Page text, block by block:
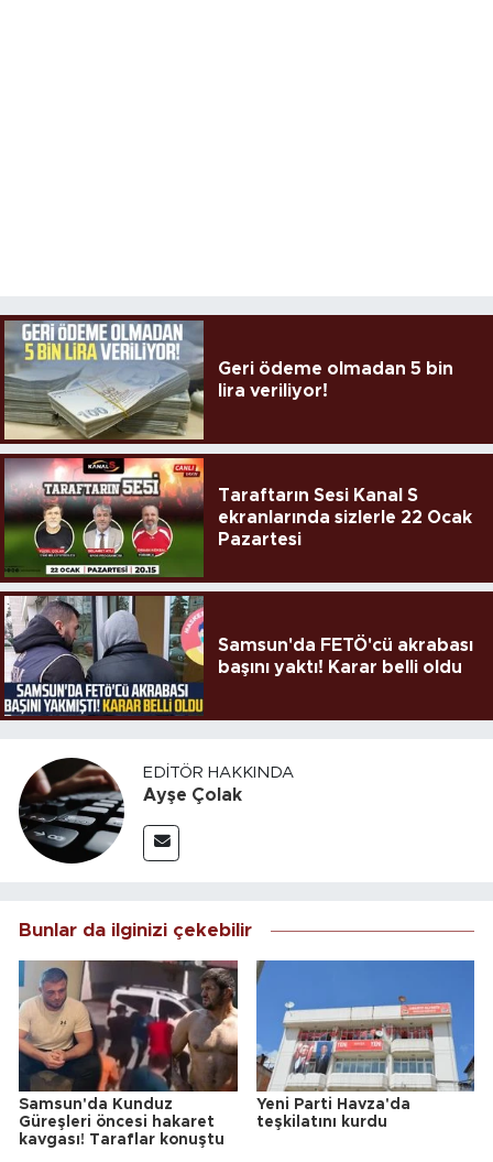
Geri ödeme olmadan 5 bin
lira veriliyor!
Taraftarın Sesi Kanal S
ekranlarında sizlerle 22 Ocak
Pazartesi
Samsun'da FETÖ'cü akrabası
başını yaktı! Karar belli oldu
EDITÖR HAKKINDA
Ayşe Çolak
Bunlar da ilginizi çekebilir
Samsun'da Kunduz
Güreşleri öncesi hakaret
kavgası! Taraflar konuştu
Yeni Parti Havza'da
teşkilatını kurdu